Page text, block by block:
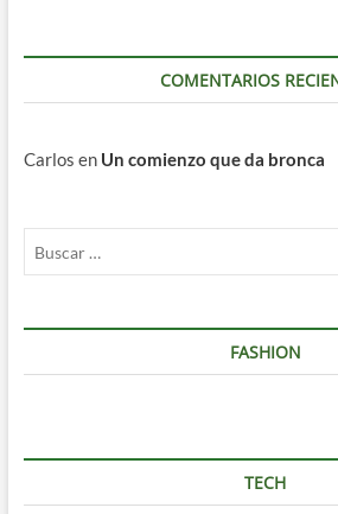
COMENTARIOS
Carlos en Un comienzo que da bronca
FASHION
TECH